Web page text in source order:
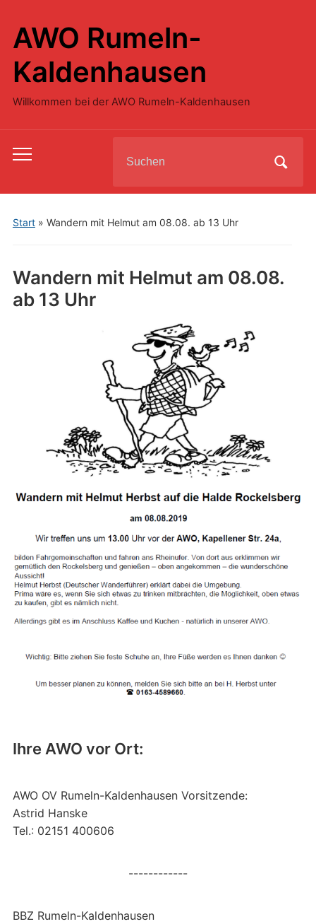
AWO Rumeln-
Kaldenhausen
Willkommen bei der AWO Rumeln-Kaldenhausen
Toggle
menu
for:
Start» Wandern mit Helmut am 08.08. ab 13 Uhr
Ihre AWO vor Ort:
AWO OV Rumeln-Kaldenhausen Vorsitzende:
Astrid Hanske
Tel.: 02151 400606
------------
BBZ Rumeln-Kaldenhausen
Wandern mit Helmut am 08.08.
ab 13 Uhr